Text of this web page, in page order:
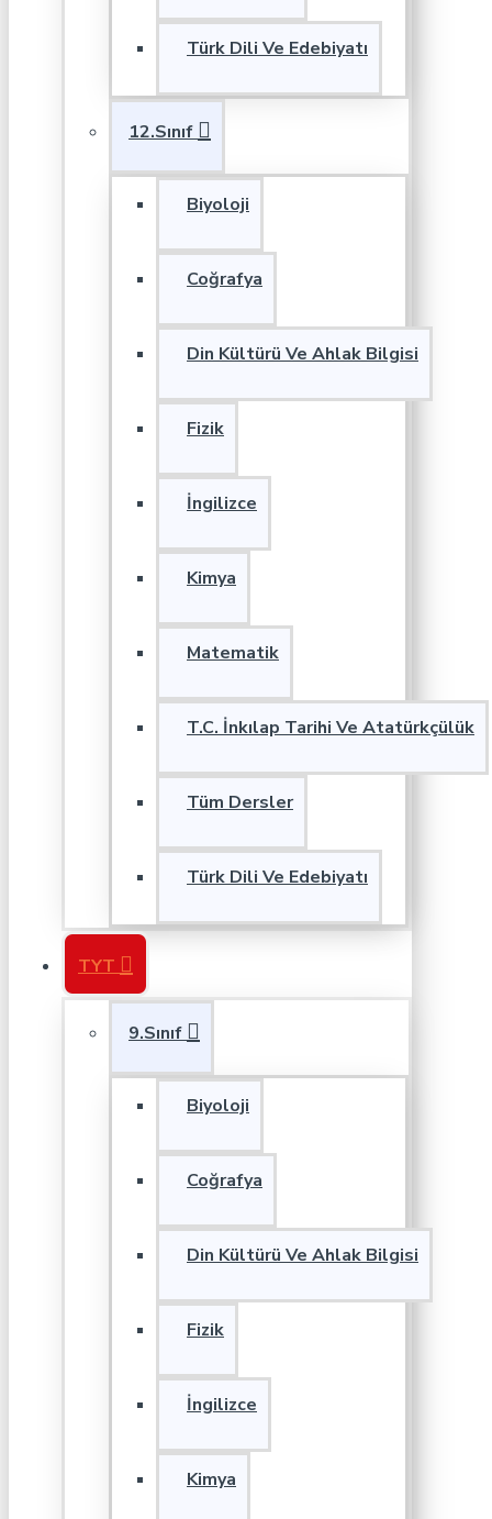
Türk Dili Ve Edebiyatı
12.Sınıf
Biyoloji
Coğrafya
Din Kültürü Ve Ahlak Bilgisi
Fizik
İngilizce
Kimya
Matematik
T.C. İnkılap Tarihi Ve Atatürkçülük
Tüm Dersler
Türk Dili Ve Edebiyatı
TYT
9.Sınıf
Biyoloji
Coğrafya
Din Kültürü Ve Ahlak Bilgisi
Fizik
İngilizce
Kimya